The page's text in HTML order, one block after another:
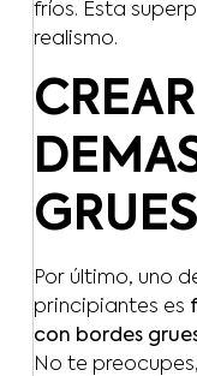
fríos. Esta
realismo.
Por último, uno
principiantes es
con bordes
No te